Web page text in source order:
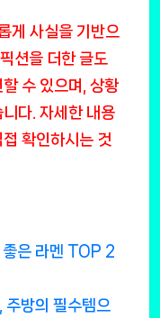
게 사실을 기반으
션을 더한 글도
수 있으며, 상황
다. 자세한 내용
확인하시는 것
좋은 라멘 TOP 2
방의 필수템으